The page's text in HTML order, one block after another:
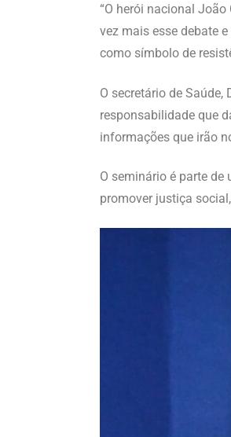
“O herói nacional
vez mais esse debate
como símbolo de
O secretário de
responsabilidade que
informações que irão
O seminário é parte
promover justiça